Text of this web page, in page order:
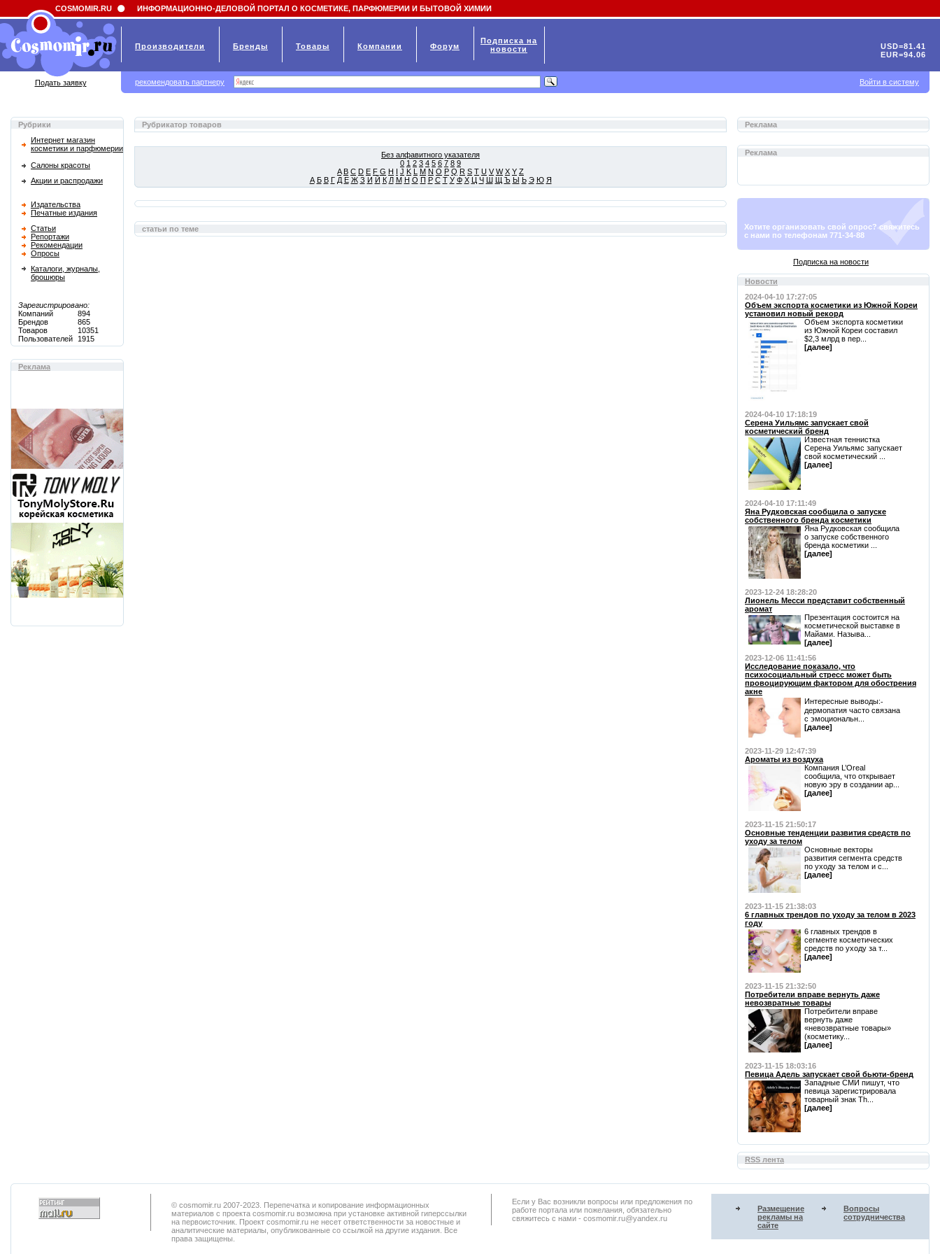
Field 'news_title' doesn't have a default value
Рубрики
Интернет магазин
косметики и парфюмерии
Салоны красоты
Акции и распродажи
Издательства
Печатные издания
Статьи
Репортажи
Рекомендации
Опросы
Каталоги, журналы,
брошюры
Зарегистрировано:
Компаний
894
Брендов
865
Товаров
10351
Пользователей
1915
Реклама
Рубрикатор товаров
Без алфавитного указателя
0 1 2 3 4 5 6 7 8 9
A B C D E F G H I J K L M N O P Q R S T U V W X Y Z
А Б В Г Д Е Ж З И Й К Л М Н О П Р С Т У Ф Х Ц Ч Ш Щ Ъ Ы Ь Э Ю Я
статьи по теме
Реклама
Реклама
Хотите организовать свой опрос? свяжитесь
с нами по телефонам 771-34-88
Подписка на новости
Новости
2024-04-10 17:27:05
Объем экспорта косметики из Южной Кореи
установил новый рекорд
Объем экспорта косметики
из Южной Кореи составил
$2,3 млрд в пер...
[далее]
2024-04-10 17:18:19
Серена Уильямс запускает свой
косметический бренд
Известная теннистка
Серена Уильямс запускает
свой косметический ...
[далее]
2024-04-10 17:11:49
Яна Рудковская сообщила о запуске
собственного бренда косметики
Яна Рудковская сообщила
о запуске собственного
бренда косметики ...
[далее]
2023-12-24 18:28:20
Лионель Месси представит собственный
аромат
Презентация состоится на
косметической выставке в
Майами. Называ...
[далее]
2023-12-06 11:41:56
Исследование показало, что
психосоциальный стресс может быть
провоцирующим фактором для обострения
акне
Интересные выводы:⁃
дермопатия часто связана
с эмоциональн...
[далее]
2023-11-29 12:47:39
Ароматы из воздуха
Компания L’Oreal
сообщила, что открывает
новую эру в создании ар...
[далее]
2023-11-15 21:50:17
Основные тенденции развития средств по
уходу за телом
Основные векторы
развития сегмента средств
по уходу за телом и с...
[далее]
2023-11-15 21:38:03
6 главных трендов по уходу за телом в 2023
году
6 главных трендов в
сегменте косметических
средств по уходу за т...
[далее]
2023-11-15 21:32:50
Потребители вправе вернуть даже
невозвратные товары
Потребители вправе
вернуть даже
«невозвратные товары»
(косметику...
[далее]
2023-11-15 18:03:16
Певица Адель запускает свой бьюти-бренд
Западные СМИ пишут, что
певица зарегистрировала
товарный знак Th...
[далее]
RSS лента
© cosmomir.ru 2007-2023. Перепечатка и копирование информационных
материалов с проекта cosmomir.ru возможна при установке активной гиперссылки
на первоисточник. Проект cosmomir.ru не несет ответственности за новостные и
аналитические материалы, опубликованные со ссылкой на другие издания. Все
права защищены.
Если у Вас возникли вопросы или предложения по
работe портала или пожелания, обязательно
свяжитесь с нами - cosmomir.ru@yandex.ru
Размещение
рекламы на
сайте
Вопросы
сотрудничества
COSMOMIR.RU ИНФОРМАЦИОННО-ДЕЛОВОЙ ПОРТАЛ О КОСМЕТИКЕ, ПАРФЮМЕРИИ И БЫТОВОЙ ХИМИИ
Производители Бренды Товары Компании Форум
Подписка на
новости
USD=81.41
EUR=94.06
Подать заявку рекомендовать партнеру Войти в систему